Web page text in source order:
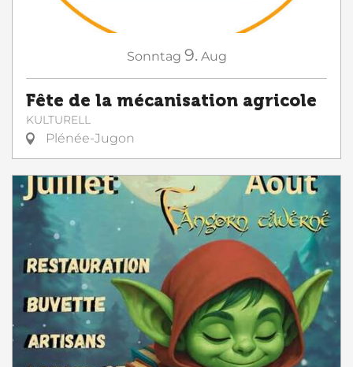
Sonntag 9. Aug
Fête de la mécanisation agricole
KULTURELL
Plénée-Jugon